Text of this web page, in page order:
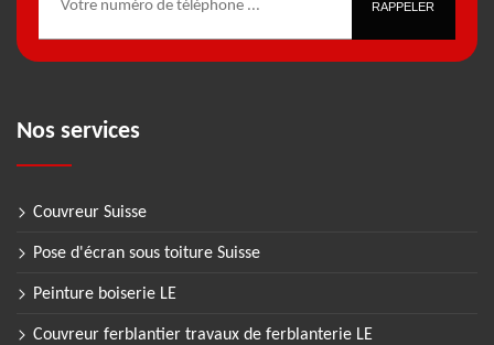
Nos services
Couvreur Suisse
Pose d'écran sous toiture Suisse
Peinture boiserie LE
Couvreur ferblantier travaux de ferblanterie LE